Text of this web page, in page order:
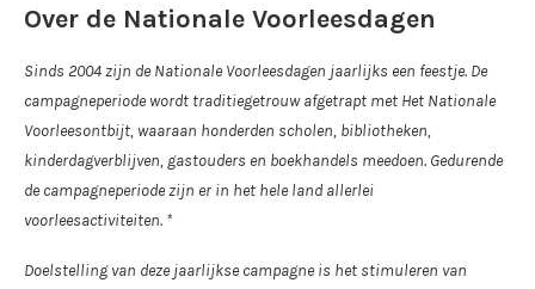
Over de Nationale Voorleesdagen
Sinds 2004 zijn de Nationale Voorleesdagen jaarlijks een feestje. De
campagneperiode wordt traditiegetrouw afgetrapt met Het Nationale
Voorleesontbijt, waaraan honderden scholen, bibliotheken,
kinderdagverblijven, gastouders en boekhandels meedoen. Gedurende
de campagneperiode zijn er in het hele land allerlei
voorleesactiviteiten. *
Doelstelling van deze jaarlijkse campagne is het stimuleren van